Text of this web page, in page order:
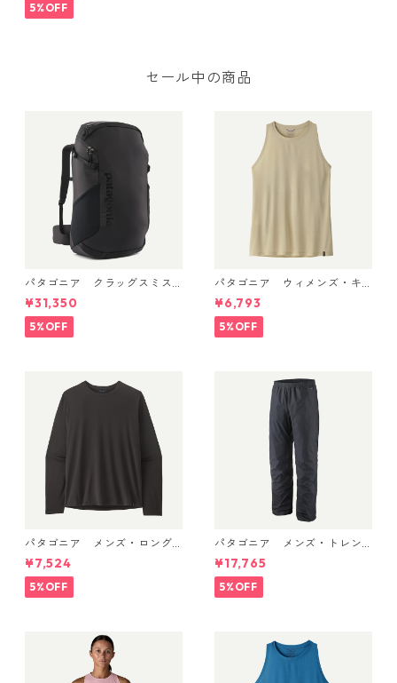
5%OFF
セール中の商品
パタゴニア クラッグスミス
パック 45L ブラック 48066 P
atagonia Cragsmith Pack 日
本正規品
¥31,350
5%OFF
パタゴニア ウィメンズ・キ
ャプリーン・クール・ウルト
ラ・タンク Pumice - Dyno W
hite X-Dye 44740 日本正規
品
¥6,793
5%OFF
パタゴニア メンズ・ロング
スリーブ・キャプリーン・ク
ール・デイリー・シャツ Black
¥7,524
5%OFF
パタゴニア メンズ・トレン
トシェル 3L・レイン・パンツ
（ショート） (カラー Black)
Patagonia Men's Torrentshe
ll 3L Rain Pants - Short 日本
¥17,765
5%OFF